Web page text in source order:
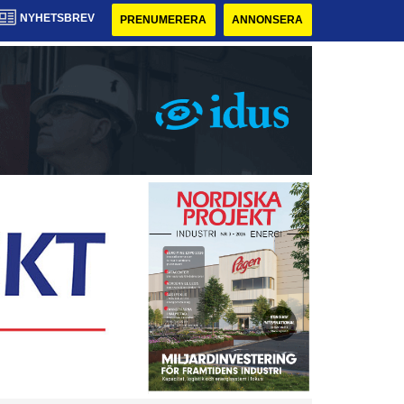
NYHETSBREV PRENUMERERA ANNONSERA